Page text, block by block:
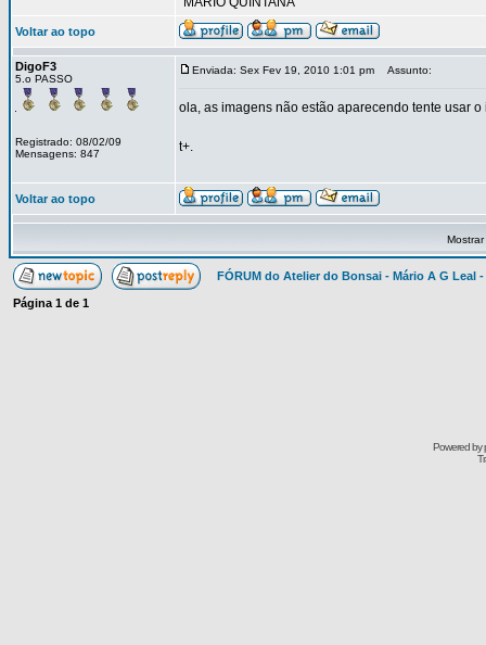
Voltar ao topo
DigoF3
5.o PASSO
Registrado: 08/02/09
Mensagens: 847
Enviada: Sex Fev 19, 2010 1:01 pm Assunto:
ola, as imagens não estão aparecendo tente usar o
t+.
Voltar ao topo
FÓRUM do Atelier do Bonsai - Mário A G Leal
Página 1 de 1
Powered by